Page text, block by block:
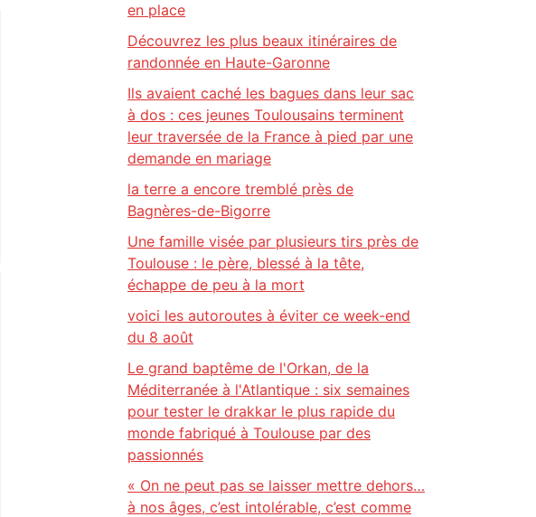
en place
Découvrez les plus beaux itinéraires de
randonnée en Haute-Garonne
Ils avaient caché les bagues dans leur sac
à dos : ces jeunes Toulousains terminent
leur traversée de la France à pied par une
demande en mariage
la terre a encore tremblé près de
Bagnères-de-Bigorre
Une famille visée par plusieurs tirs près de
Toulouse : le père, blessé à la tête,
échappe de peu à la mort
voici les autoroutes à éviter ce week-end
du 8 août
Le grand baptême de l'Orkan, de la
Méditerranée à l'Atlantique : six semaines
pour tester le drakkar le plus rapide du
monde fabriqué à Toulouse par des
passionnés
« On ne peut pas se laisser mettre dehors…
à nos âges, c’est intolérable, c’est comme